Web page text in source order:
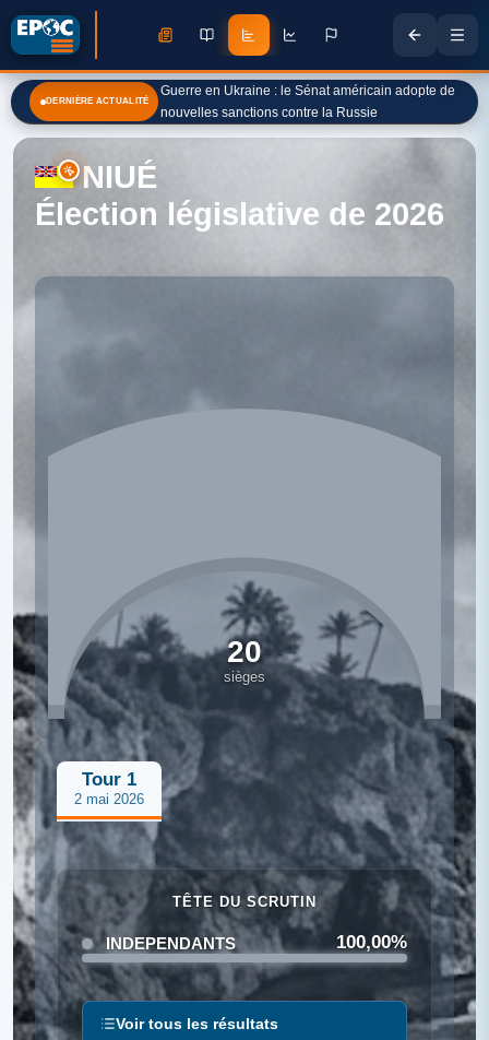
DERNIÈRE ACTUALITÉ
Guerre en Ukraine : le Sénat américain adopte de
nouvelles sanctions contre la Russie
NIUÉ
Élection législative de 2026
20
sièges
Tour 1
2 mai 2026
TÊTE DU SCRUTIN
INDEPENDANTS 100,00%
Voir tous les résultats